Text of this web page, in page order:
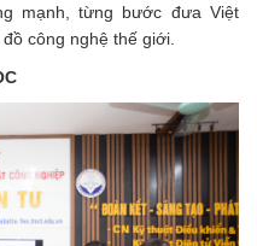
mạnh, từng bước đưa Việt
công nghệ thế giới.